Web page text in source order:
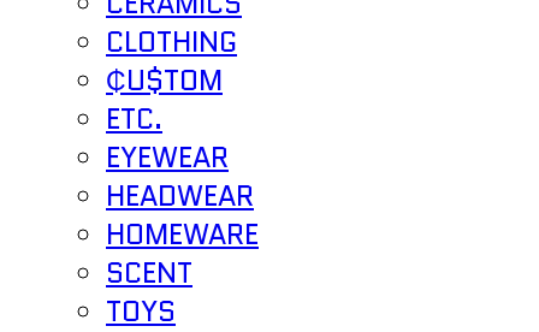
CLOTHING
₵U$TOM
ETC.
EYEWEAR
HEADWEAR
HOMEWARE
SCENT
TOYS